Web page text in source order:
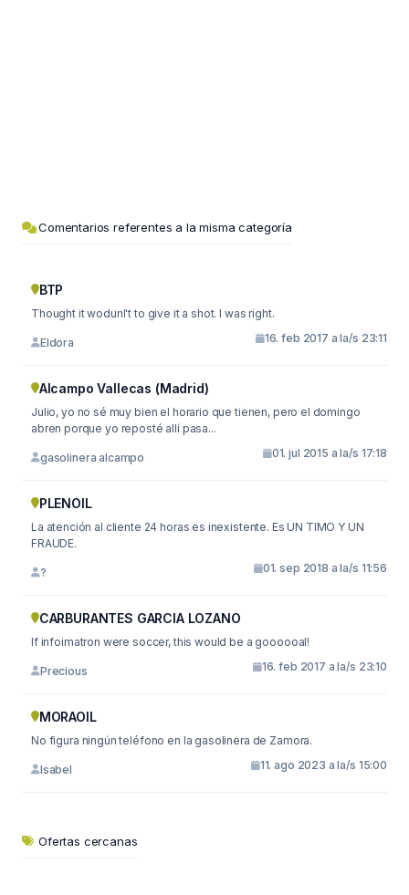
Comentarios referentes a la misma categoría
BTP
Thought it wodunl't to give it a shot. I was right.
Eldora 16. feb 2017 a la/s 23:11
Alcampo Vallecas (Madrid)
Julio, yo no sé muy bien el horario que tienen, pero el domingo
abren porque yo reposté allí pasa...
gasolinera alcampo 01. jul 2015 a la/s 17:18
PLENOIL
La atención al cliente 24 horas es inexistente. Es UN TIMO Y UN
FRAUDE.
? 01. sep 2018 a la/s 11:56
CARBURANTES GARCIA LOZANO
If infoimatron were soccer, this would be a goooooal!
Precious 16. feb 2017 a la/s 23:10
MORAOIL
No figura ningún teléfono en la gasolinera de Zamora.
Isabel 11. ago 2023 a la/s 15:00
Ofertas cercanas